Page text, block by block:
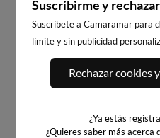
PLAYA DA RAPADOIRA
43km · Foz
0.2 m CHOPI
Suscribirme y rechazar
Suscríbete a Camaramar para
límite y sin publicidad
Rechazar cookies
¿Ya estás
¿Quieres saber más acerca